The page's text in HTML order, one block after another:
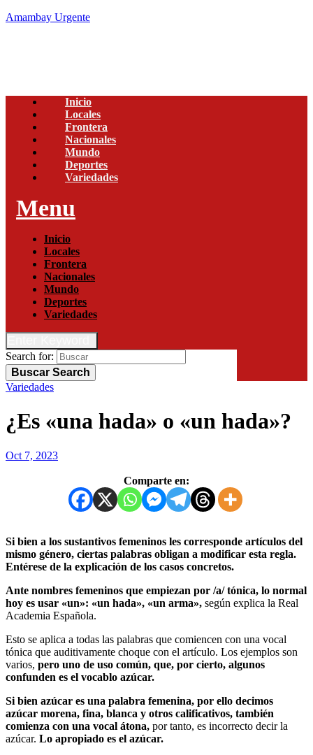
Amambay Urgente
Inicio
Locales
Frontera
Nacionales
Mundo
Deportes
Variedades
Menu
Inicio
Locales
Frontera
Nacionales
Mundo
Deportes
Variedades
Search for:
Buscar Search
Variedades
¿Es «una hada» o «un hada»?
Oct 7, 2023
Comparte en:
Si bien a los sustantivos femeninos les corresponde artículos del
mismo género, ciertas palabras obligan a modificar esta regla.
Entérese de la explicación de los casos concretos.
Ante nombres femeninos que empiezan por /a/ tónica, lo normal
hoy es usar «un»: «un hada», «un arma», según explica la Real
Academia Española.
Esto se aplica a todas las palabras que comiencen con una vocal
tónica que auditivamente choque con el artículo. Los ejemplos son
varios, pero uno de uso común, que, por cierto, algunos
confunden es el vocablo azúcar.
Si bien azúcar es una palabra femenina, por ello decimos
azúcar morena, fina, blanca y otros calificativos, también
comienza con una vocal átona, por tanto, es incorrecto decir la
azúcar. Lo apropiado es el azúcar.